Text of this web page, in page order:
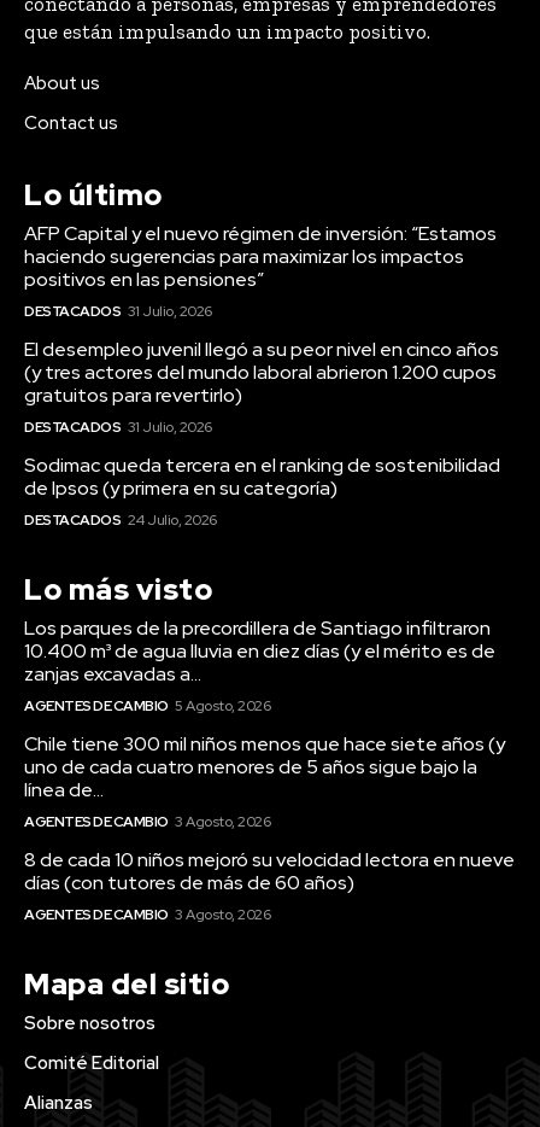
que están impulsando un impacto positivo.
About us
Contact us
Lo último
AFP Capital y el nuevo régimen de inversión: “Estamos
haciendo sugerencias para maximizar los impactos
positivos en las pensiones”
DESTACADOS 31 Julio, 2026
El desempleo juvenil llegó a su peor nivel en cinco años
(y tres actores del mundo laboral abrieron 1.200 cupos
gratuitos para revertirlo)
DESTACADOS 31 Julio, 2026
Sodimac queda tercera en el ranking de sostenibilidad
de Ipsos (y primera en su categoría)
DESTACADOS 24 Julio, 2026
Lo más visto
Los parques de la precordillera de Santiago infiltraron
10.400 m³ de agua lluvia en diez días (y el mérito es de
zanjas excavadas a...
AGENTES DE CAMBIO 5 Agosto, 2026
Chile tiene 300 mil niños menos que hace siete años (y
uno de cada cuatro menores de 5 años sigue bajo la
línea de...
AGENTES DE CAMBIO 3 Agosto, 2026
8 de cada 10 niños mejoró su velocidad lectora en nueve
días (con tutores de más de 60 años)
AGENTES DE CAMBIO 3 Agosto, 2026
Mapa del sitio
Sobre nosotros
Comité Editorial
Alianzas